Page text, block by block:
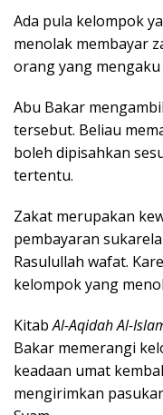
Ada pula kelompok
menolak membayar
orang yang mengaku
Abu Bakar
tersebut. Beliau
boleh dipisahkan
tertentu.
Zakat merupakan
pembayaran
Rasulullah wafat.
kelompok yang
KitabAl-Aqidah Al-
Bakar memerangi
keadaan umat
mengirimkan